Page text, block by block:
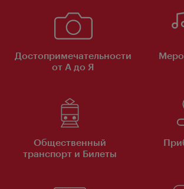
Достопримечательности
от А до Я
Общественный
транспорт и Билеты